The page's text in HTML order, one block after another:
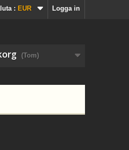
Logga in
: EUR
(Tom)